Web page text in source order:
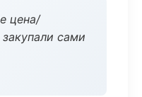
цена/
сами